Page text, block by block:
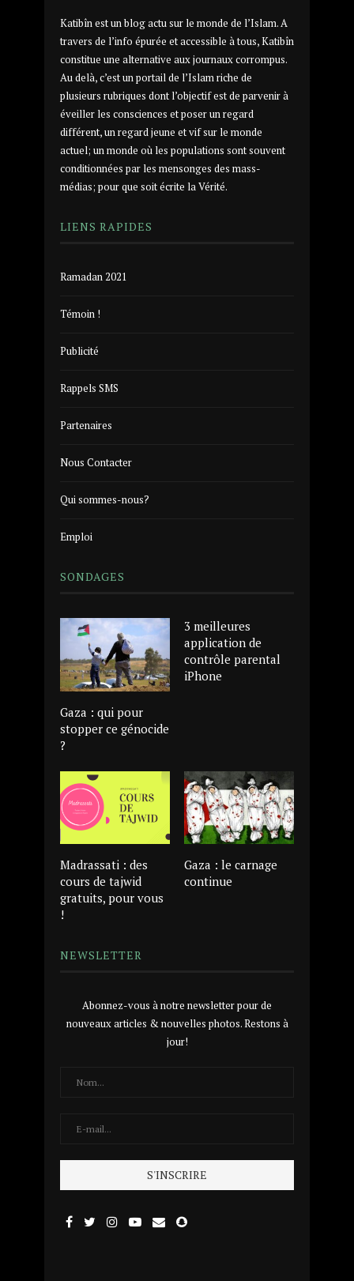
Katibîn est un blog actu sur le monde de l’Islam. A
travers de l’info épurée et accessible à tous, Katibîn
constitue une alternative aux journaux corrompus.
Au delà, c’est un portail de l’Islam riche de
plusieurs rubriques dont l’objectif est de parvenir à
éveiller les consciences et poser un regard
différent, un regard jeune et vif sur le monde
actuel; un monde où les populations sont souvent
conditionnées par les mensonges des mass-
médias; pour que soit écrite la Vérité.
LIENS RAPIDES
Ramadan 2021
Témoin !
Publicité
Rappels SMS
Partenaires
Nous Contacter
Qui sommes-nous?
Emploi
SONDAGES
Gaza : qui pour
stopper ce génocide
?
3 meilleures
application de
contrôle parental
iPhone
Madrassati : des
cours de tajwid
gratuits, pour vous
!
Gaza : le carnage
continue
NEWSLETTER
Abonnez-vous à notre newsletter pour de
nouveaux articles & nouvelles photos. Restons à
jour!